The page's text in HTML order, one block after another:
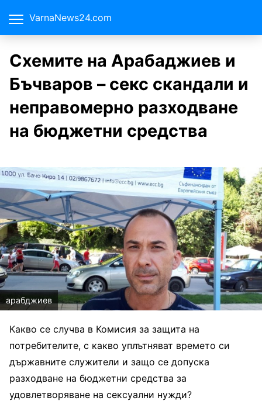
VarnaNews24.com
Схемите на Арабаджиев и
Бъчваров – секс скандали и
неправомерно разходване
на бюджетни средства
арабджиев
Какво се случва в Комисия за защита на
потребителите, с какво уплътняват времето си
държавните служители и защо се допуска
разходване на бюджетни средства за
удовлетворяване на сексуални нужди?